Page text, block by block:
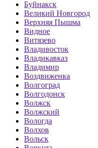
Буйнакск
Великий Новгород
Верхняя Пышма
Видное
Витязево
Владивосток
Владикавказ
Владимир
Воздвиженка
Волгоград
Волгодонск
Волжск
Волжский
Вологда
Волхов
Вольск